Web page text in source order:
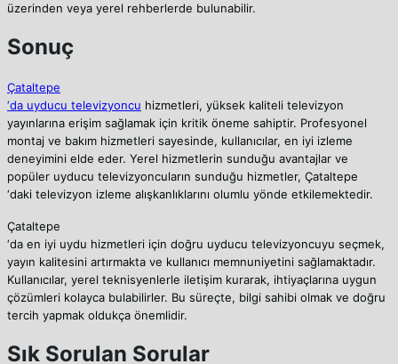
üzerinden veya yerel rehberlerde bulunabilir.
Sonuç
Çataltepe
‘da uyducu televizyoncu hizmetleri, yüksek kaliteli televizyon
yayınlarına erişim sağlamak için kritik öneme sahiptir. Profesyonel
montaj ve bakım hizmetleri sayesinde, kullanıcılar, en iyi izleme
deneyimini elde eder. Yerel hizmetlerin sunduğu avantajlar ve
popüler uyducu televizyoncuların sunduğu hizmetler, Çataltepe
‘daki televizyon izleme alışkanlıklarını olumlu yönde etkilemektedir.
Çataltepe
‘da en iyi uydu hizmetleri için doğru uyducu televizyoncuyu seçmek,
yayın kalitesini artırmakta ve kullanıcı memnuniyetini sağlamaktadır.
Kullanıcılar, yerel teknisyenlerle iletişim kurarak, ihtiyaçlarına uygun
çözümleri kolayca bulabilirler. Bu süreçte, bilgi sahibi olmak ve doğru
tercih yapmak oldukça önemlidir.
Sık Sorulan Sorular